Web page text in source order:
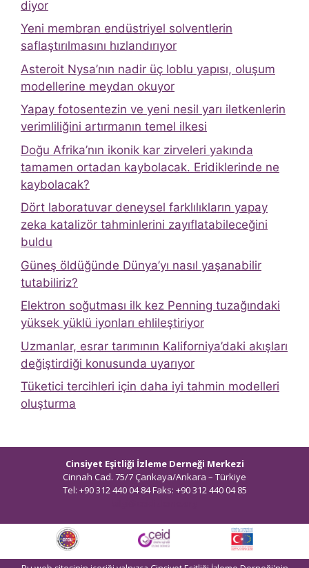
diyor
Yeni membran endüstriyel solventlerin
saflaştırılmasını hızlandırıyor
Asteroit Nysa’nın nadir üç loblu yapısı, oluşum
modellerine meydan okuyor
Yapay fotosentezin ve yeni nesil yarı iletkenlerin
verimliliğini artırmanın temel ilkesi
Doğu Afrika’nın ikonik kar zirveleri yakında
tamamen ortadan kaybolacak. Eridiklerinde ne
kaybolacak?
Dört laboratuvar deneysel farklılıkların yapay
zeka katalizör tahminlerini zayıflatabileceğini
buldu
Güneş öldüğünde Dünya’yı nasıl yaşanabilir
tutabiliriz?
Elektron soğutması ilk kez Penning tuzağındaki
yüksek yüklü iyonları ehlileştiriyor
Uzmanlar, esrar tarımının Kaliforniya’daki akışları
değiştirdiği konusunda uyarıyor
Tüketici tercihleri ​​için daha iyi tahmin modelleri
oluşturma
Cinsiyet Eşitliği İzleme Derneği Merkezi
Cinnah Cad. 75/7 Çankaya/Ankara – Türkiye
Tel: +90 312 440 04 84 Faks: +90 312 440 04 85